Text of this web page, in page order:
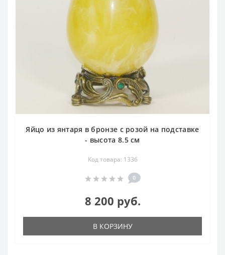
Яйцо из янтаря в бронзе с розой на подставке
- высота 8.5 см
Код товара: 1336
0
8 200 руб.
В КОРЗИНУ